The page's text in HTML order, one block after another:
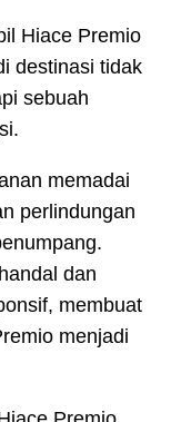
Hiace Premio
destinasi tidak
sebuah
memadai
perlindungan
dan
membuat
menjadi